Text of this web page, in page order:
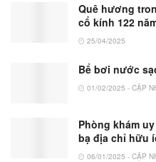
Quê hương
cổ kính 122
25/04/2025
Bể bơi nước
01/02/2025 - CẬP
Phòng khám
bạ địa chỉ hữu
06/01/2025 - CẬP